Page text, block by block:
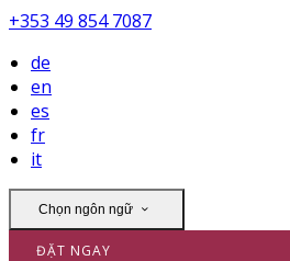
+353 49 854 7087
de
en
es
fr
it
Chọn ngôn ngữ
ĐẶT NGAY